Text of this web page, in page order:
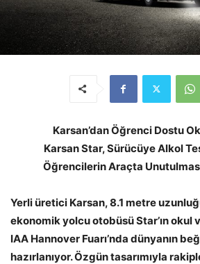
Karsan’dan Öğrenci Dostu
Karsan Star, Sürücüye Alkol
Öğrencilerin Araçta
Yerli üretici Karsan, 8.1 metre
ekonomik yolcu otobüsü Star’ın okul
IAA Hannover Fuarı’nda dünyanın
hazırlanıyor. Özgün tasarımıyla